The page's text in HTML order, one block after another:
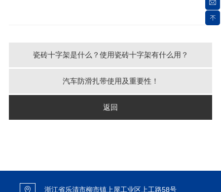
瓷砖十字架是什么？使用瓷砖十字架有什么用？
汽车防滑扎带使用及重要性！
返回
浙江省乐清市柳市镇上屋工业区上工路58号